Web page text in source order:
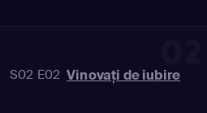
S02 E02 Vinovaţi de iubire